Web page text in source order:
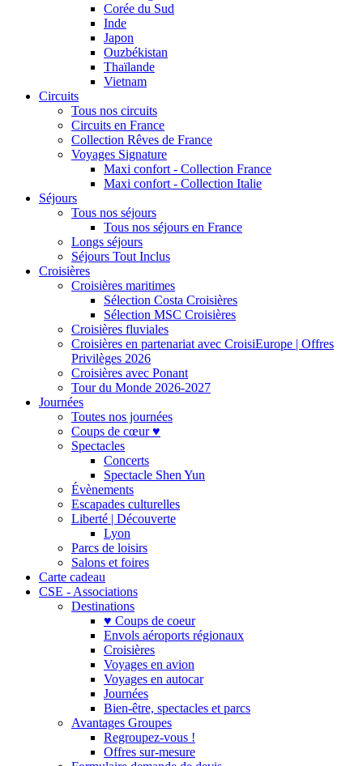
Corée du Sud
Inde
Japon
Ouzbékistan
Thaïlande
Vietnam
Circuits
Tous nos circuits
Circuits en France
Collection Rêves de France
Voyages Signature
Maxi confort - Collection France
Maxi confort - Collection Italie
Séjours
Tous nos séjours
Tous nos séjours en France
Longs séjours
Séjours Tout Inclus
Croisières
Croisières maritimes
Sélection Costa Croisières
Sélection MSC Croisières
Croisières fluviales
Croisières en partenariat avec CroisiEurope | Offres
Privilèges 2026
Croisières avec Ponant
Tour du Monde 2026-2027
Journées
Toutes nos journées
Coups de cœur ♥
Spectacles
Concerts
Spectacle Shen Yun
Évènements
Escapades culturelles
Liberté | Découverte
Lyon
Parcs de loisirs
Salons et foires
Carte cadeau
CSE - Associations
Destinations
♥ Coups de coeur
Envols aéroports régionaux
Croisières
Voyages en avion
Voyages en autocar
Journées
Bien-être, spectacles et parcs
Avantages Groupes
Regroupez-vous !
Offres sur-mesure